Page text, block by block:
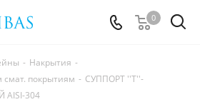
0
- Накрытия -
покрытиям - СУППОРТ ''T''-
304